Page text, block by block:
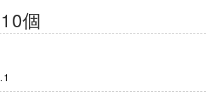
個